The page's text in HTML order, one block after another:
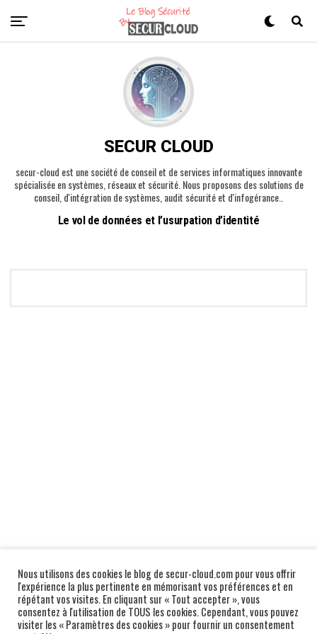
SECUR CLOUD
secur-cloud est une société de conseil et de services informatiques innovante
spécialisée en systèmes, réseaux et sécurité. Nous proposons des solutions de
conseil, d'intégration de systèmes, audit sécurité et d'infogérance..
Le vol de données et l’usurpation d’identité
Nous utilisons des cookies le blog de secur-cloud.com pour vous offrir
l'expérience la plus pertinente en mémorisant vos préférences et en
répétant vos visites. En cliquant sur « Tout accepter », vous
consentez à l'utilisation de TOUS les cookies. Cependant, vous pouvez
visiter les « Paramètres des cookies » pour fournir un consentement